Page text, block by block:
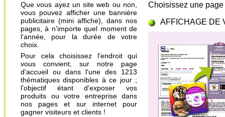
Que vous ayez un site web ou non,
vous pouvez afficher une bannière
publicitaire (mini affiche), dans nos
pages, à n'importe quel moment de
l'année, pour la durée de votre
choix.
Pour cela choisissez l'endroit qui
vous convient, sur notre page
d'accueil ou dans l'une des 1213
thématiques disponibles à ce jour ;
l'objectif étant d'exposer vos
produits ou votre entreprise dans
nos pages et sur internet pour
gagner visiteurs et clients !
Choisissez une
AFFICHAGE DE